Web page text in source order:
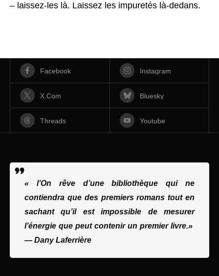
– laissez-les là. Laissez les impuretés là-dedans.
Facebook Instagram
X.com Bluesky
Threads Youtube
« l’On rêve d’une bibliothèque qui ne
contiendra que des premiers romans tout en
sachant qu’il est impossible de mesurer
l’énergie que peut contenir un premier livre.»
— Dany Laferrière